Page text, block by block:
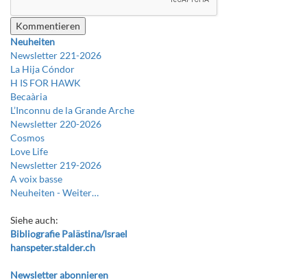
Neuheiten
Newsletter 221-2026
La Hija Cóndor
H IS FOR HAWK
Becaària
L’Inconnu de la Grande Arche
Newsletter 220-2026
Cosmos
Love Life
Newsletter 219-2026
A voix basse
Neuheiten -Weiter…
Siehe auch:
Bibliografie Palästina/Israel
hanspeter.stalder.ch
Newsletter abonnieren